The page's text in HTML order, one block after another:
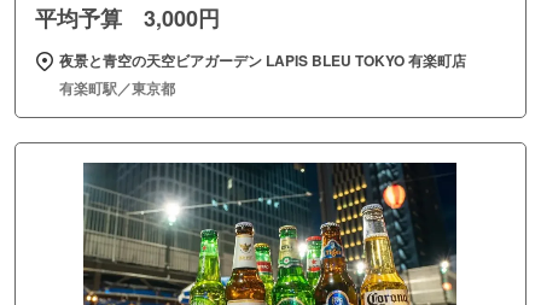
平均予算 3,000円
夜景と青空の天空ビアガーデン LAPIS BLEU TOKYO 有楽町店
有楽町駅／東京都